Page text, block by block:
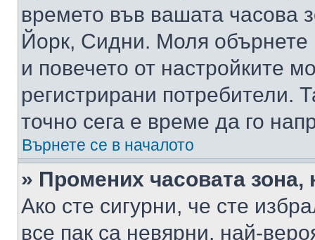
времето във вашата
Йорк, Сидни. Моля обърнете
и повечето от настройките
регистрирани потребители.
точно сега е време да го
Върнете се в началото
» Промених часовата
Ако сте сигурни, че сте
все пак са невярни, най-